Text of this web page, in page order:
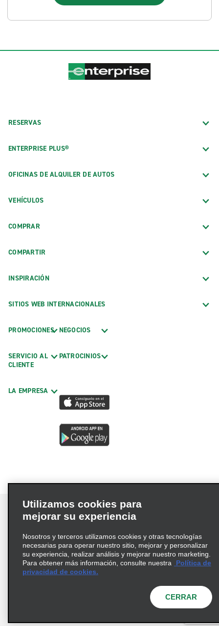
RESERVAS
ENTERPRISE PLUS®
OFICINAS DE ALQUILER DE AUTOS
VEHÍCULOS
COMPRAR
COMPARTIR
INSPIRACIÓN
SITIOS WEB INTERNACIONALES
PROMOCIONES
SERVICIO AL
CLIENTE
LA EMPRESA
NEGOCIOS
PATROCINIOS
Términos de uso
Política de privacidad
Política de cookies
Información de Salud del Consumidor
© 2026 Enterprise Holdings, Inc. Todos los derechos
Utilizamos cookies para
mejorar su experiencia
Nosotros y terceros utilizamos cookies y otras tecnologías
necesarias para operar nuestro sitio, mejorar y personalizar
su experiencia, realizar análisis y mejorar nuestro marketing.
Para obtener más información, consulte nuestra
Política de
privacidad de cookies.
CERRAR